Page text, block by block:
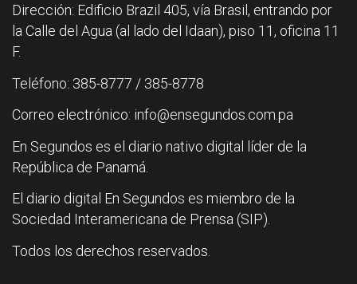
Dirección: Edificio Brazil 405, vía Brasil, entrando por
la Calle del Agua (al lado del Idaan), piso 11, oficina 11
F.
Teléfono: 385-8777 / 385-8778
Correo electrónico: info@ensegundos.com.pa
En Segundos es el diario nativo digital líder de la
República de Panamá.
El diario digital En Segundos es miembro de la
Sociedad Interamericana de Prensa (SIP).
Todos los derechos reservados.